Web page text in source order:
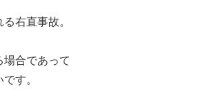
右直事故。
場合であって
す。